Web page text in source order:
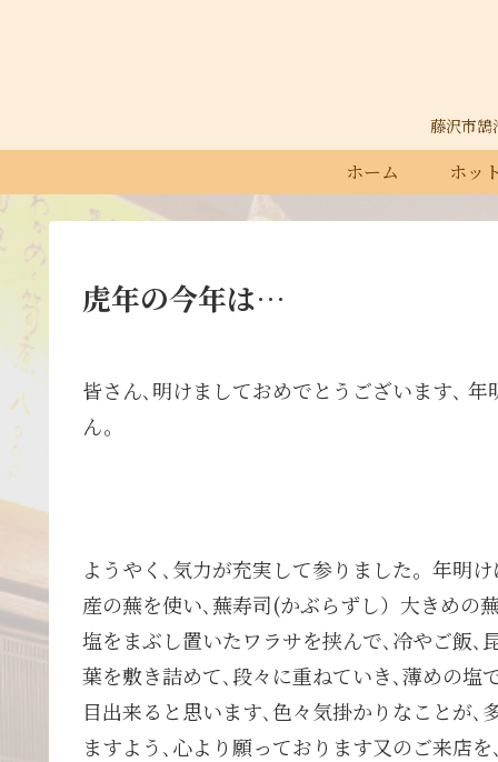
藤沢市鵠
ホーム ホッ
虎年の今年は…
皆さん､明けましておめでとうございます､
ん。
ようやく､気力が充実して参りました。年明
産の蕪を使い､蕪寿司(かぶらずし）大きめの
塩をまぶし置いたワラサを挟んで､冷やご飯､
葉を敷き詰めて､段々に重ねていき､薄めの塩
目出来ると思います､色々気掛かりなことが
ますよう､心より願っております又のご来店